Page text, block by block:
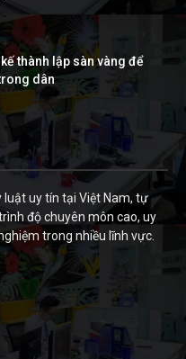
thành lập sàn vàng để
dân
uy tín tại Việt Nam, tự
độ chuyên môn cao, uy
trong nhiều lĩnh vực.